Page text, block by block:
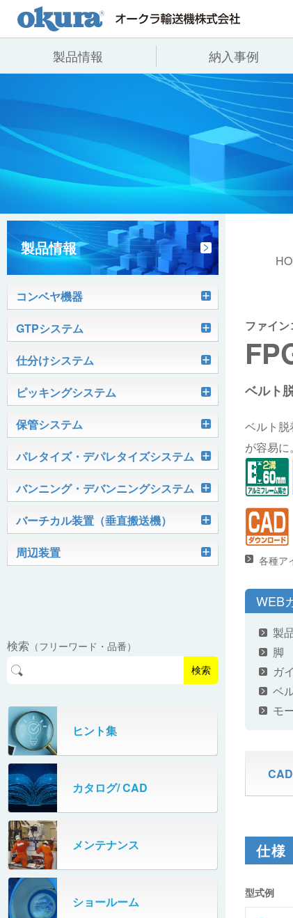
製品情報
製品情報
コンベヤ機器
コンベヤ機器を探す
用途から探す
ヒント集
納入事例
納入事例
全業種
飲料
会社情報
代表あいさつ
事業所一覧
沿革
製品情報
コンベヤ機器
軽搬送コンベヤ
ベルコンミニ
ファインコンベヤ
マグネット駆動コンベヤ
ジャブコン®
プラスチックベルトコンベヤ
オークラ キャリーライン®
ケース搬送コンベヤ
ユニコンV
ユニコンJr
クールコンベヤ®Ⅱ
チェーン駆動ローラコンベヤ
チェーン駆動ローラ単体
パレットコンベヤ
グラビティコンベヤ
ローラコンベヤ
ホイールコンベヤ
フリーカーブコンベヤ
モータローラ＆コンベヤ
モータローラ単体
モータローラコンベヤ
マテハン機器
オークラホッパー
ポータブルクレーン
OKベルコン（スタンダードタイプ）
生産終了品
GTPシステム
Skypod®（スカイポッド）
AGVシステム
OKURUN® /TW300
仕分けシステム
ユニソーター
ハイスピードソーター
ディスクソーター
アングルソーター
クロスベルトソーター（汎用タイプ）
ピッキングシステム
PTIシステム
ピカトルシリーズ
HASS（ハズ）シリーズ
ピックティーチャシステム
バラピッキングロボットシステム
保管システム
Quick Shuttle®
パレタイズ・デパレタイズシステム
ロボットパレタイザ
ロボットパレタイザAi1800Ⅱ-C
ロボットパレタイザAi1800Ⅱ
ビジョンパレタイズシステム
ビジョンデパレタイズシステム
PHC80L
ガントレーパレタイザ
PHC350・PHC330
PZC150・PZC110
DHC350
667
バンニング・デバンニングシステム
トラックローダ「TL-2P」
伸縮ベルトコンベヤ
バーチカル装置（垂直搬送機）
ミニパーフェ® / VCS-Z
パーフェクトベヤー® / PV（スチール
製）
パーフェクトベヤー® / AP（アルミ
タテコン® / TC
周辺装置
オリプナー
高速転換機
スタッカ&アンスタッカ
米袋自動投入装置
フローラック自動補充装置
牛乳パック自動投入装置
ターンコンベヤ
検索 （フリーワード・品番）
検索
ヒント集
カタログ/ CAD
メンテナンス
ショールーム
ファイ
ベルト
ベルト脱
が容易に。
各種ア
WEB
製
脚
ガ
ベ
モ
仕様
型式例